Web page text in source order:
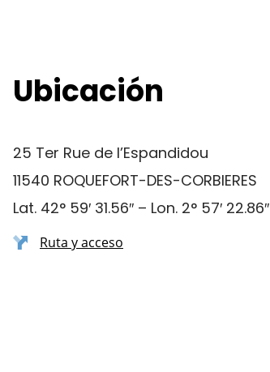
Ubicación
25 Ter Rue de l’Espandidou
11540 ROQUEFORT-DES-CORBIERES
Lat. 42° 59′ 31.56″ – Lon. 2° 57′ 22.86″
Ruta y acceso